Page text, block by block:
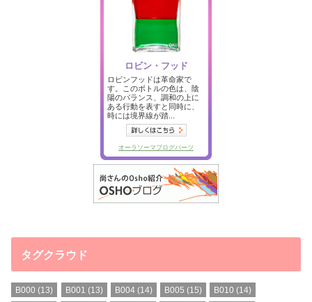
タグクラウド
B000 (13) B001 (13) B004(14) B005 (15) B010 (14)